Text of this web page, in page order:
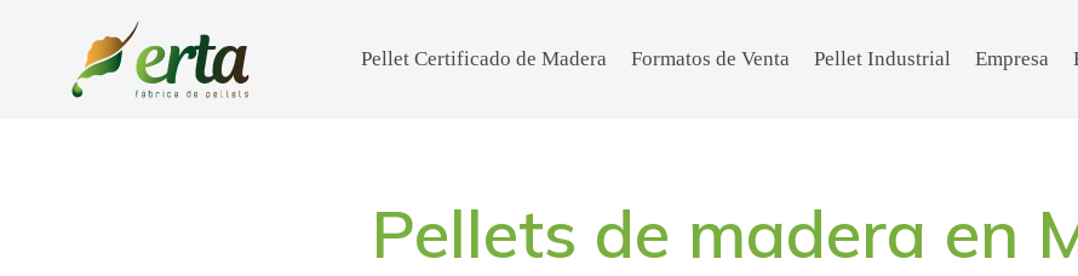
Pellet Certificado de Madera Formatos de Venta Pellet Industrial Empresa
Pellets de madera en